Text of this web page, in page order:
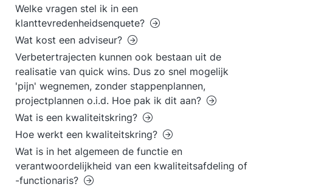
Welke vragen stel ik in een
klanttevredenheidsenquete?
Wat kost een adviseur?
Verbetertrajecten kunnen ook bestaan uit de
realisatie van quick wins. Dus zo snel mogelijk
'pijn' wegnemen, zonder stappenplannen,
projectplannen o.i.d. Hoe pak ik dit aan?
Wat is een kwaliteitskring?
Hoe werkt een kwaliteitskring?
Wat is in het algemeen de functie en
verantwoordelijkheid van een kwaliteitsafdeling of
-functionaris?